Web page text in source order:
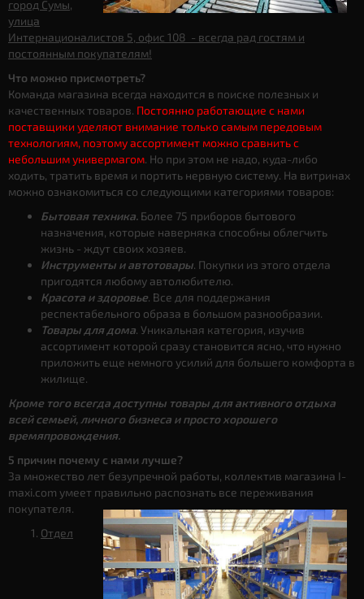
город Сумы,
улица
Интернационалистов 5, офис 108 - всегда рад гостям и
постоянным покупателям!
Что можно присмотреть?
Команда магазина всегда находится в поиске полезных и
качественных товаров. Постоянно работающие с нами
поставщики уделяют внимание только самым передовым
технологиям, поэтому ассортимент можно сравнить с
небольшим универмагом. Но при этом не надо, куда-либо
ходить, тратить время и портить нервную систему. На витринах
можно ознакомиться со следующими категориями товаров:
Бытовая техника. Более 75 приборов бытового
назначения, которые наверняка способны облегчить
жизнь - ждут своих хозяев.
Инструменты и автотовары. Покупки из этого отдела
пригодятся любому автолюбителю.
Красота и здоровье. Все для поддержания
респектабельного образа в большом разнообразии.
Товары для дома. Уникальная категория, изучив
ассортимент которой сразу становится ясно, что нужно
приложить еще немного усилий для большего комфорта в
жилище.
Кроме того всегда доступны товары для активного отдыха
всей семьей, личного бизнеса и просто хорошего
времяпровождения.
5 причин почему с нами лучше?
За множество лет безупречной работы, коллектив магазина I-
maxi.com умеет правильно распознать все переживания
покупателя.
Отдел